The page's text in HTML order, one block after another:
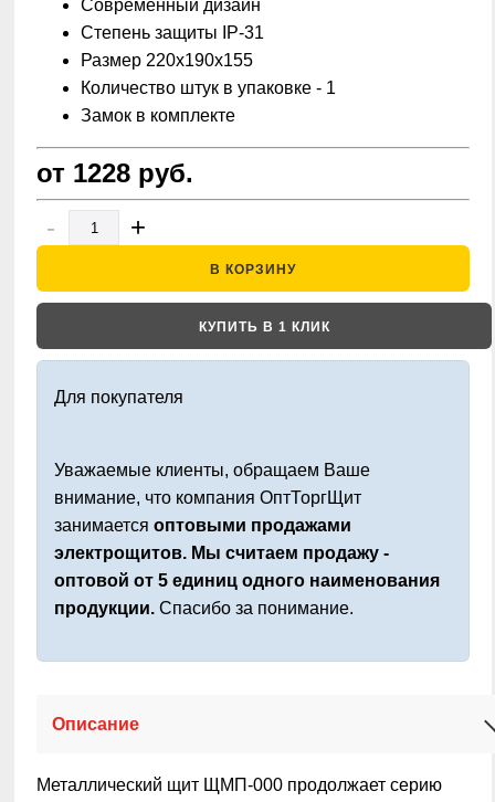
Современный дизайн
Степень защиты IP-31
Размер 220х190х155
Количество штук в упаковке - 1
Замок в комплекте
от 1228 руб.
-
+
В КОРЗИНУ
КУПИТЬ В 1 КЛИК
Для покупателя
Уважаемые клиенты, обращаем Ваше
внимание, что компания ОптТоргЩит
занимается оптовыми продажами
электрощитов. Мы считаем продажу -
оптовой от 5 единиц одного наименования
продукции. Спасибо за понимание.
Описание
Металлический щит ЩМП-000 продолжает серию